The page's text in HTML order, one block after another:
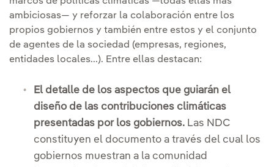
ambiciosas— y reforzar la colaboración entre los
propios gobiernos y también entre estos y el conjunto
de agentes de la sociedad (empresas, regiones,
entidades locales...). Entre ellas destacan:
El detalle de los aspectos que guiarán el
diseño de las contribuciones climáticas
presentadas por los gobiernos. Las NDC
constituyen el documento a través del cual los
gobiernos muestran a la comunidad